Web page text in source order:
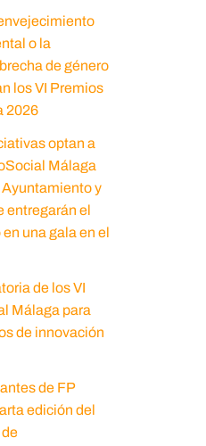
o la
de género
los VI Premios
2026
optan a
Málaga
y
entregarán el
una gala en el
de los VI
Málaga para
de innovación
de FP
edición del